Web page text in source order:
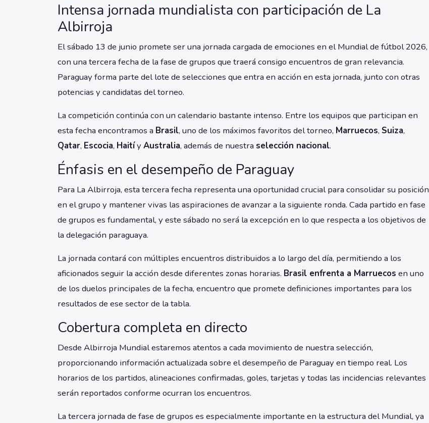
Intensa jornada mundialista con participación de La
Albirroja
El sábado 13 de junio promete ser una jornada cargada de emociones en el Mundial de fútbol 2026,
con una tercera fecha de la fase de grupos que traerá consigo encuentros de gran relevancia.
Paraguay forma parte del lote de selecciones que entra en acción en esta jornada, junto con otras
potencias y candidatas del torneo.
La competición continúa con un calendario bastante intenso. Entre los equipos que participan en
esta fecha encontramos a Brasil, uno de los máximos favoritos del torneo, Marruecos, Suiza,
Qatar, Escocia, HaitíyAustralia, además de nuestra selección nacional.
Énfasis en el desempeño de Paraguay
Para La Albirroja, esta tercera fecha representa una oportunidad crucial para consolidar su posición
en el grupo y mantener vivas las aspiraciones de avanzar a la siguiente ronda. Cada partido en fase
de grupos es fundamental, y este sábado no será la excepción en lo que respecta a los objetivos de
la delegación paraguaya.
La jornada contará con múltiples encuentros distribuidos a lo largo del día, permitiendo a los
aficionados seguir la acción desde diferentes zonas horarias. Brasil enfrenta a Marruecos en uno
de los duelos principales de la fecha, encuentro que promete definiciones importantes para los
resultados de ese sector de la tabla.
Cobertura completa en directo
Desde Albirroja Mundial estaremos atentos a cada movimiento de nuestra selección,
proporcionando información actualizada sobre el desempeño de Paraguay en tiempo real. Los
horarios de los partidos, alineaciones confirmadas, goles, tarjetas y todas las incidencias relevantes
serán reportados conforme ocurran los encuentros.
La tercera jornada de fase de grupos es especialmente importante en la estructura del Mundial, ya